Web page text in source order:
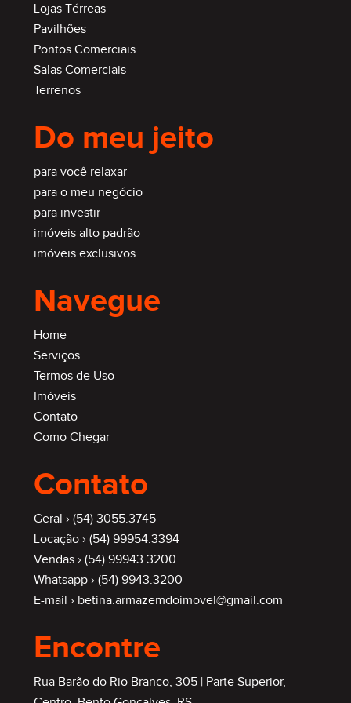
Lojas Térreas
Pavilhões
Pontos Comerciais
Salas Comerciais
Terrenos
Do meu jeito
para você relaxar
para o meu negócio
para investir
imóveis alto padrão
imóveis exclusivos
Navegue
Home
Serviços
Termos de Uso
Imóveis
Contato
Como Chegar
Contato
Geral › (54) 3055.3745
Locação › (54) 99954.3394
Vendas › (54) 99943.3200
Whatsapp › (54) 9943.3200
E-mail › betina.armazemdoimovel@gmail.com
Encontre
Rua Barão do Rio Branco, 305 | Parte Superior,